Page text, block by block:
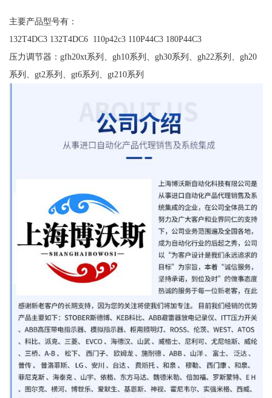
主要产品型号有：
132T4DC3 132T4DC6 110p42c3 110P44C3 180P44C3
压力调节器：gfh20xt系列、gh10系列、gh30系列、gh22系列、gh20
系列、gt2系列、gt6系列、gt210系列